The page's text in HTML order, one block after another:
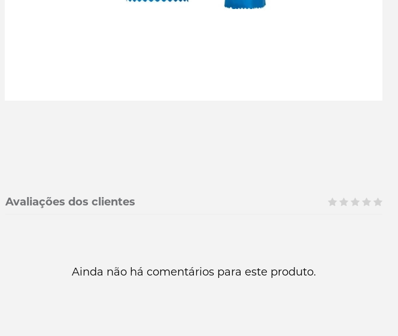
Avaliações dos clientes
Ainda não há comentários para este produto.